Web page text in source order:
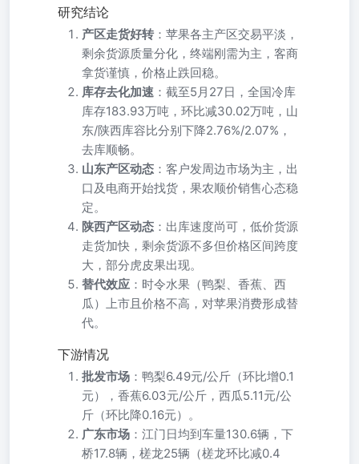
研究结论
产区走货好转：苹果各主产区交易平淡，
剩余货源质量分化，终端刚需为主，客商
拿货谨慎，价格止跌回稳。
库存去化加速 ：截至5月27日，全国冷库
库存183.93万吨，环比减30.02万吨，山
东/陕西库容比分别下降2.76%/2.07%，
去库顺畅。
山东产区动态 ：客户发周边市场为主，出
口及电商开始找货，果农顺价销售心态稳
定。
陕西产区动态 ：出库速度尚可，低价货源
走货加快，剩余货源不多但价格区间跨度
大，部分虎皮果出现。
替代效应 ：时令水果（鸭梨、香蕉、西
瓜）上市且价格不高，对苹果消费形成替
代。
下游情况
批发市场 ：鸭梨6.49元/公斤（环比增0.1
元），香蕉6.03元/公斤，西瓜5.11元/公
斤（环比降0.16元）。
广东市场 ：江门日均到车量130.6辆，下
桥17.8辆，槎龙25辆（槎龙环比减0.4